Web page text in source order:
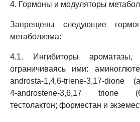
4. Гормоны и модуляторы
Запрещены следующие
метаболизма:
4.1. Ингибиторы
ограничиваясь ими:
androsta-1,4,6-triene-3,17-dione
4-androstene-3,6,17 trione
тестолактон; форместан и